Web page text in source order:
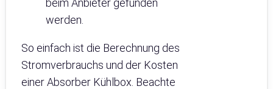
beim Anbieter gefunden
werden.
So einfach ist die Berechnung des
Stromverbrauchs und der Kosten
einer Absorber Kühlbox. Beachte